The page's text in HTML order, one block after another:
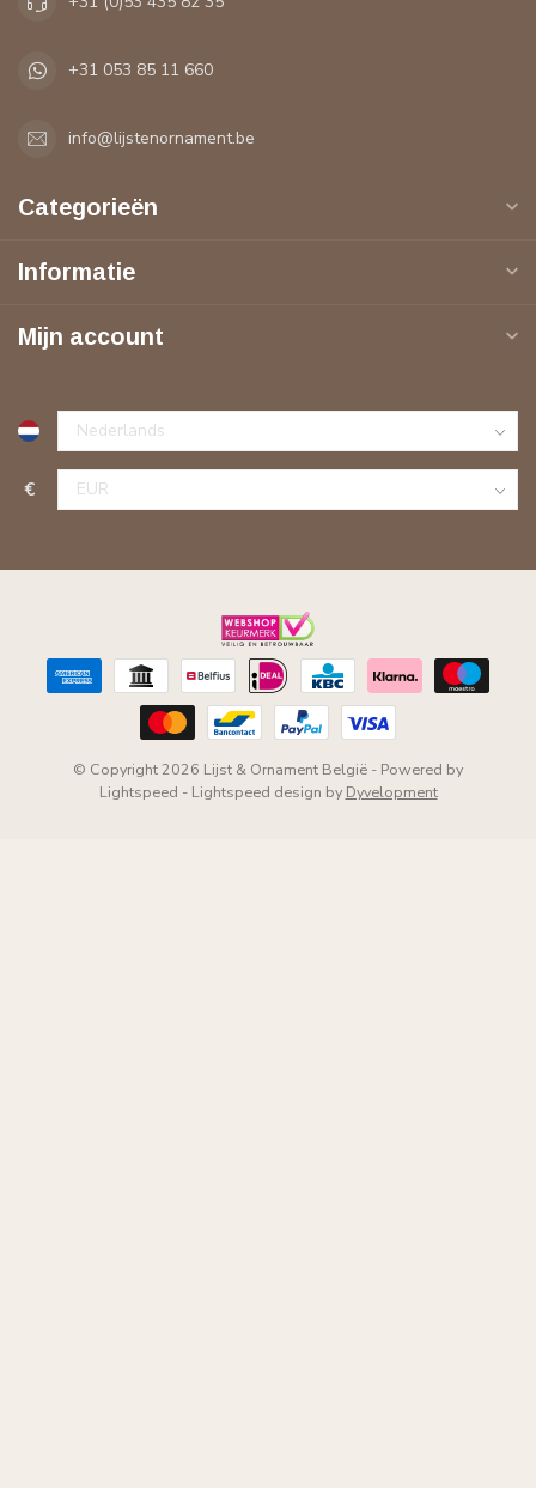
+31 053 85 11 660
info@lijstenornament.be
Categorieën
Informatie
Mijn account
€
© Copyright 2026 Lijst & Ornament België - Powered by
Lightspeed - Lightspeed design by Dyvelopment